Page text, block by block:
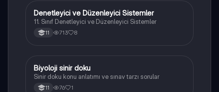
Biyoloji
Denetleyici ve Düzenleyici Sistemler
11. Sınıf Denetleyici ve Düzenleyici Sistemler
11 713 8
Biyoloji
Biyoloji sinir doku
Sinir doku konu anlatımı ve sınav tarzı sorular
11 76 1